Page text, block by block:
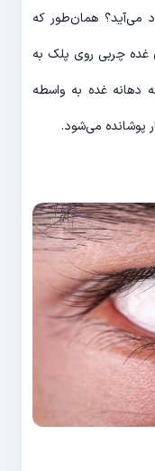
می‌آید؟ همان‌طور که
غده چربی روی پلک به
دهانه غده به واسطه
پوشانده می‌شود.